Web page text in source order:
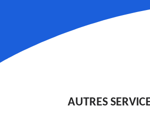
AUTRES